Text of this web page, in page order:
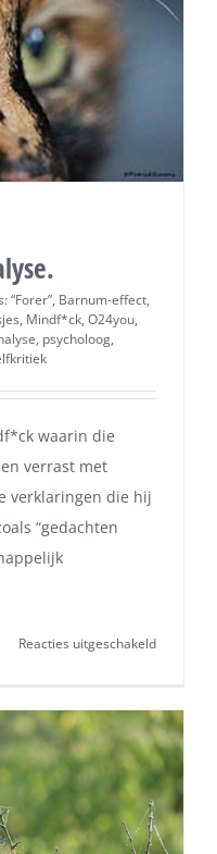
het
“Forer”, Barnum-effect,
, Mindf*ck, O24you,
, psycholoog,
waarin die
verrast met
verklaringen die hij
“gedachten
Reacties uitgeschakeldvoor
de